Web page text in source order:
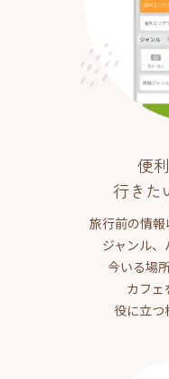
便
行きた
旅行前の情報
ジャンル、
今いる場
カフェ
役に立つ